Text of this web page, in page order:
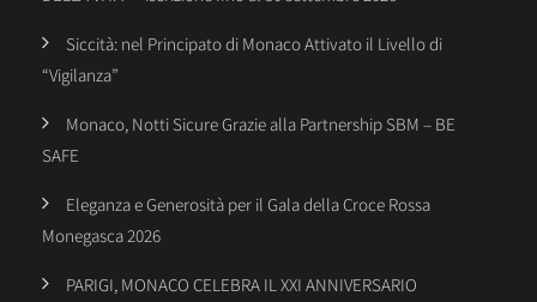
Siccità: nel Principato di Monaco Attivato il Livello di
“Vigilanza”
Monaco, Notti Sicure Grazie alla Partnership SBM – BE
SAFE
Eleganza e Generosità per il Gala della Croce Rossa
Monegasca 2026
PARIGI, MONACO CELEBRA IL XXI ANNIVERSARIO